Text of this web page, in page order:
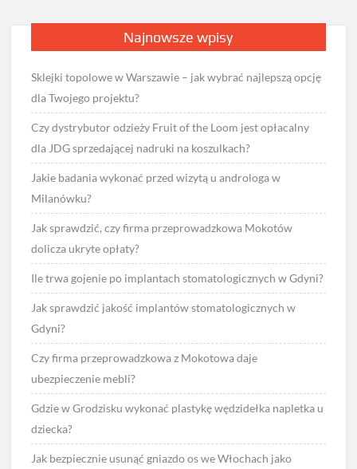
Najnowsze wpisy
Sklejki topolowe w Warszawie – jak wybrać najlepszą opcję
dla Twojego projektu?
Czy dystrybutor odzieży Fruit of the Loom jest opłacalny
dla JDG sprzedającej nadruki na koszulkach?
Jakie badania wykonać przed wizytą u androloga w
Milanówku?
Jak sprawdzić, czy firma przeprowadzkowa Mokotów
dolicza ukryte opłaty?
Ile trwa gojenie po implantach stomatologicznych w Gdyni?
Jak sprawdzić jakość implantów stomatologicznych w
Gdyni?
Czy firma przeprowadzkowa z Mokotowa daje
ubezpieczenie mebli?
Gdzie w Grodzisku wykonać plastykę wędzidełka napletka u
dziecka?
Jak bezpiecznie usunąć gniazdo os we Włochach jako